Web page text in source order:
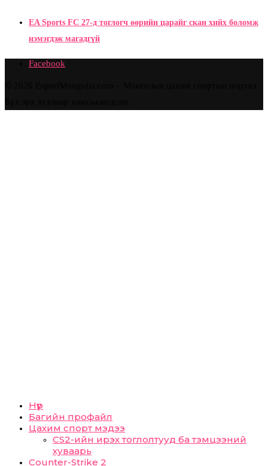
EA Sports FC 27-д тоглогч өөрийн царайг скан хийх боломж
нэмэгдэж магадгүй
Facebook
Нүүр
Багийн профайл
Цахим спорт мэдээ
CS2-ийн ирэх тоглолтууд ба тэмцээний
хуваарь
Counter-Strike 2